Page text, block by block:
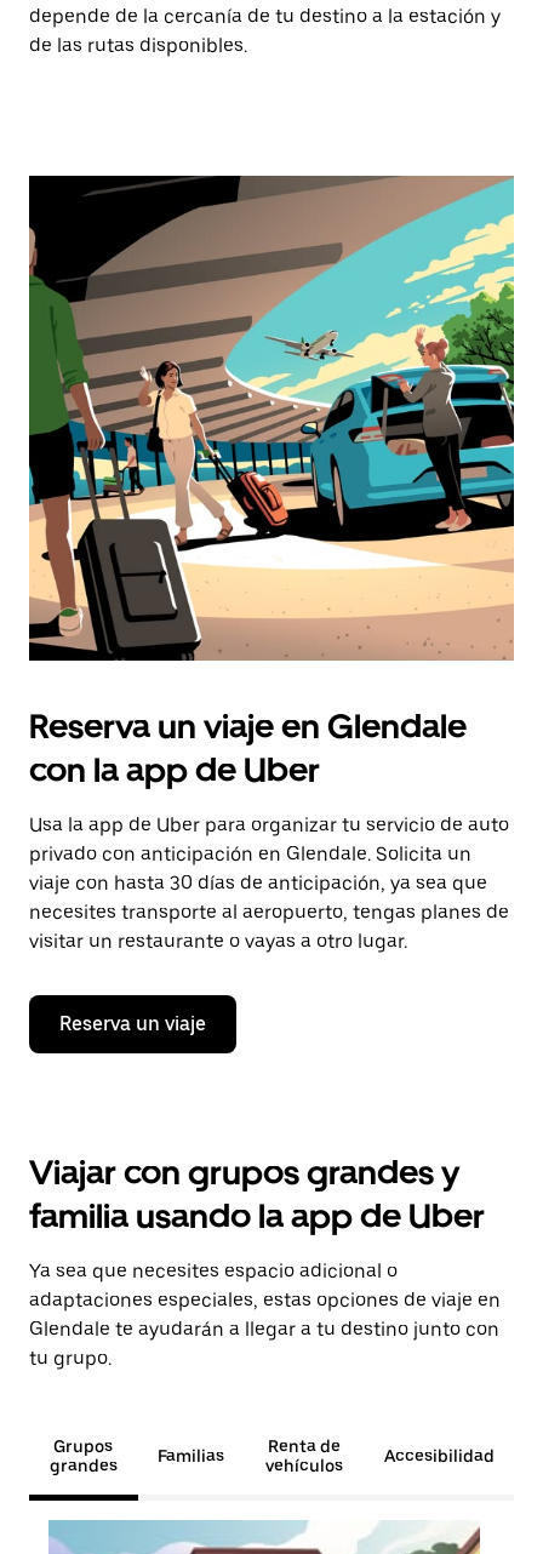
depende de la cercanía de tu destino a la estación y
de las rutas disponibles.
Reserva un viaje en Glendale
con la app de Uber
Usa la app de Uber para organizar tu servicio de auto
privado con anticipación en Glendale. Solicita un
viaje con hasta 30 días de anticipación, ya sea que
necesites transporte al aeropuerto, tengas planes de
visitar un restaurante o vayas a otro lugar.
Reserva un viaje
Viajar con grupos grandes y
familia usando la app de Uber
Ya sea que necesites espacio adicional o
adaptaciones especiales, estas opciones de viaje en
Glendale te ayudarán a llegar a tu destino junto con
tu grupo.
Grupos
grandes
Familias
Renta de
vehículos
Accesibilidad